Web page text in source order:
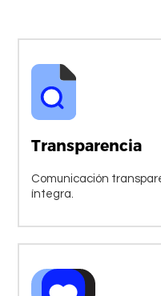
Transparencia
Comunicación
íntegra.